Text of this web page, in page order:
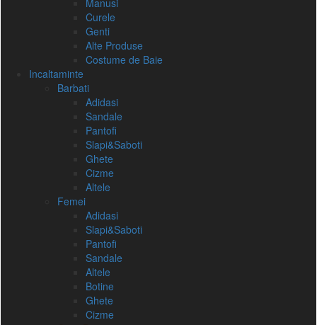
Manusi
Curele
Genti
Alte Produse
Costume de Baie
Incaltaminte
Barbati
Adidasi
Sandale
Pantofi
Slapi&Saboti
Ghete
Cizme
Altele
Femei
Adidasi
Slapi&Saboti
Pantofi
Sandale
Altele
Botine
Ghete
Cizme